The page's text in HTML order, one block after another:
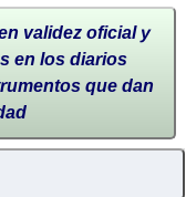
validez oficial y
en los diarios
que dan